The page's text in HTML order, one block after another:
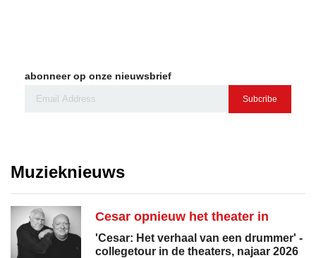
abonneer op onze nieuwsbrief
Subcribe
Muzieknieuws
Cesar opnieuw het theater in
'Cesar: Het verhaal van een drummer' -
collegetour in de theaters, najaar 2026